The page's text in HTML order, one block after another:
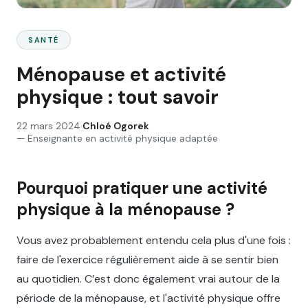
SANTÉ
Ménopause et activité
physique : tout savoir
22 mars 2024·Chloé Ogorek
— Enseignante en activité physique adaptée
Pourquoi pratiquer une activité
physique à la ménopause ?
Vous avez probablement entendu cela plus d'une fois :
faire de l'exercice régulièrement aide à se sentir bien
au quotidien. C’est donc également vrai autour de la
période de la ménopause, et l'activité physique offre